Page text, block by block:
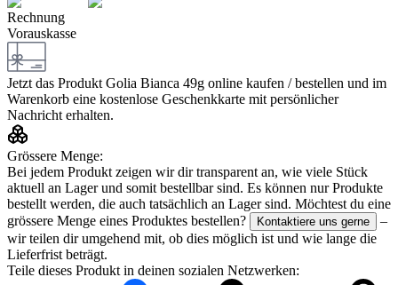
Rechnung
Vorauskasse
Jetzt das Produkt Golia Bianca 49g online kaufen / bestellen und im
Warenkorb eine kostenlose Geschenkkarte mit persönlicher
Nachricht erhalten.
Grössere Menge:
Bei jedem Produkt zeigen wir dir transparent an, wie viele Stück
aktuell an Lager und somit bestellbar sind. Es können nur Produkte
bestellt werden, die auch tatsächlich an Lager sind. Möchtest du eine
grössere Menge eines Produktes bestellen?
Kontaktiere uns gerne
–
wir teilen dir umgehend mit, ob dies möglich ist und wie lange die
Lieferfrist beträgt.
Teile dieses Produkt in deinen sozialen Netzwerken: